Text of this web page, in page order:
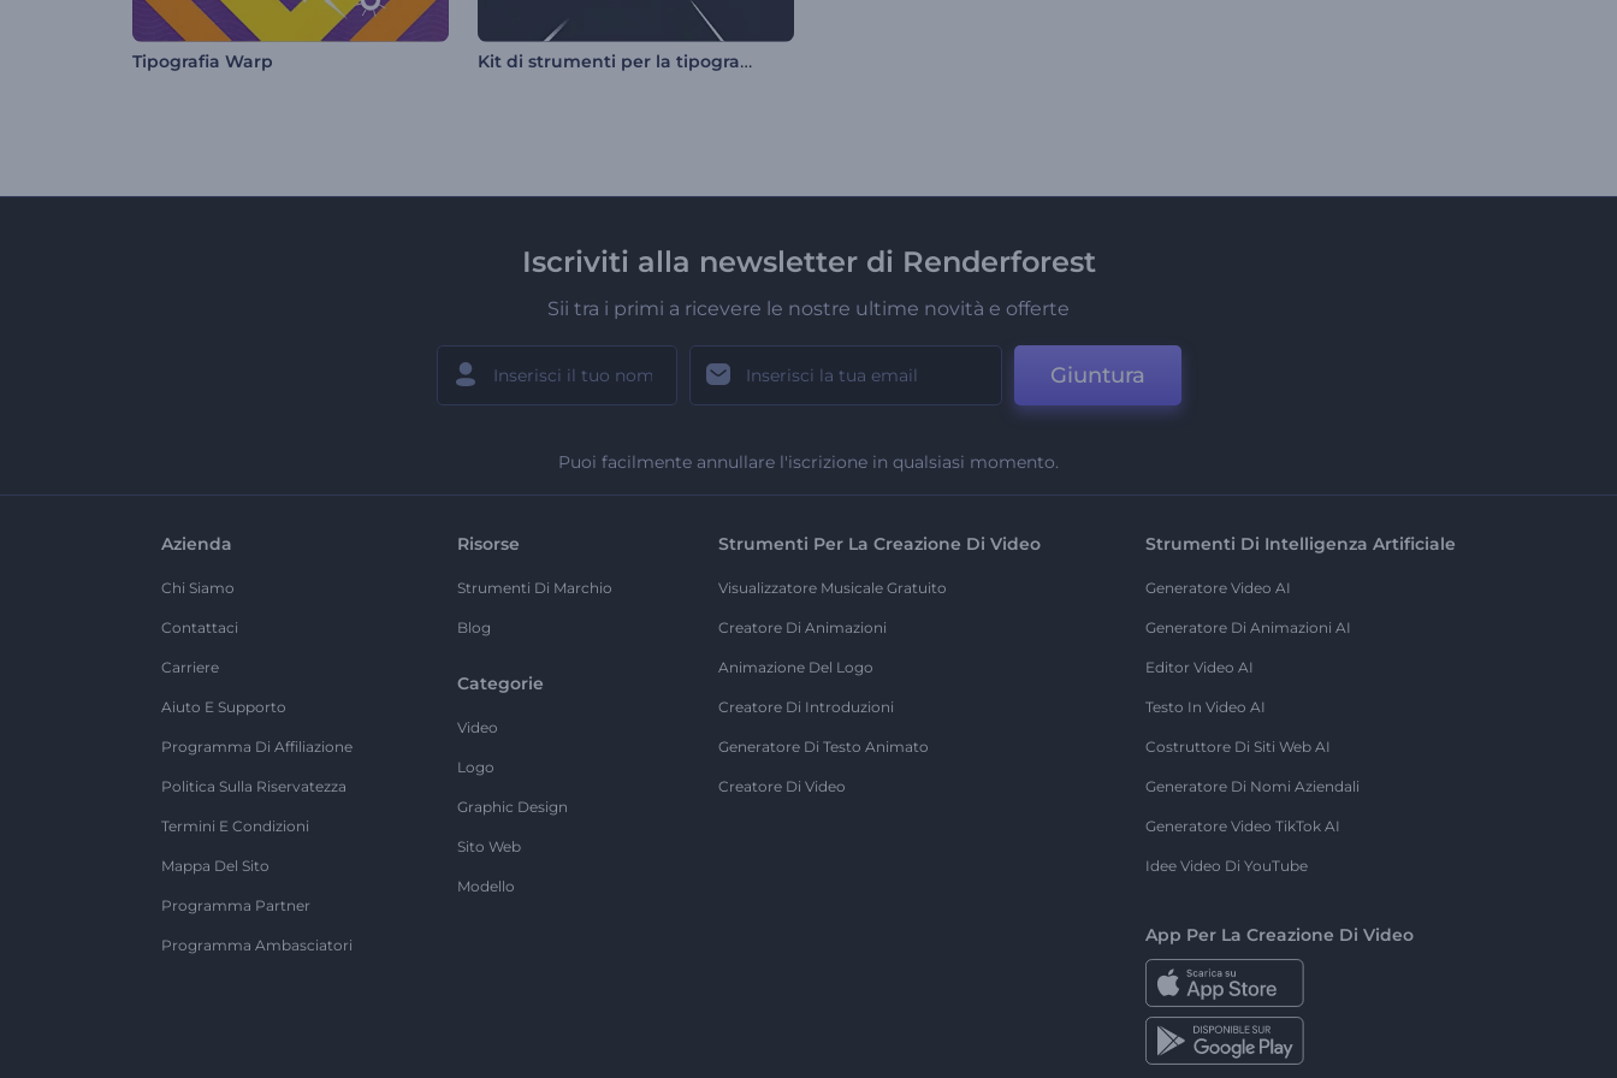
Tipografia Warp Kit di strumenti per la tipografia tremolante
Iscriviti alla newsletter di Renderforest
Sii tra i primi a ricevere le nostre ultime novità e offerte
Giuntura
Puoi facilmente annullare l'iscrizione in qualsiasi momento.
Azienda
Chi Siamo
Contattaci
Carriere
Aiuto E Supporto
Programma Di Affiliazione
Politica Sulla Riservatezza
Termini E Condizioni
Mappa Del Sito
Programma Partner
Programma Ambasciatori
Risorse
Strumenti Di Marchio
Blog
Categorie
Video
Logo
Graphic Design
Sito Web
Modello
Strumenti Per La Creazione Di Video
Visualizzatore Musicale Gratuito
Creatore Di Animazioni
Animazione Del Logo
Creatore Di Introduzioni
Generatore Di Testo Animato
Creatore Di Video
Strumenti Di Intelligenza Artificiale
Generatore Video AI
Generatore Di Animazioni AI
Editor Video AI
Testo In Video AI
Costruttore Di Siti Web AI
Generatore Di Nomi Aziendali
Generatore Video TikTok AI
Idee Video Di YouTube
App Per La Creazione Di Video